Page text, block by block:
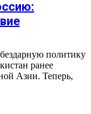
политику
ранее
Азии. Теперь,